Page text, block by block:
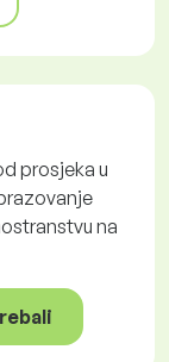
prosjeka u
na